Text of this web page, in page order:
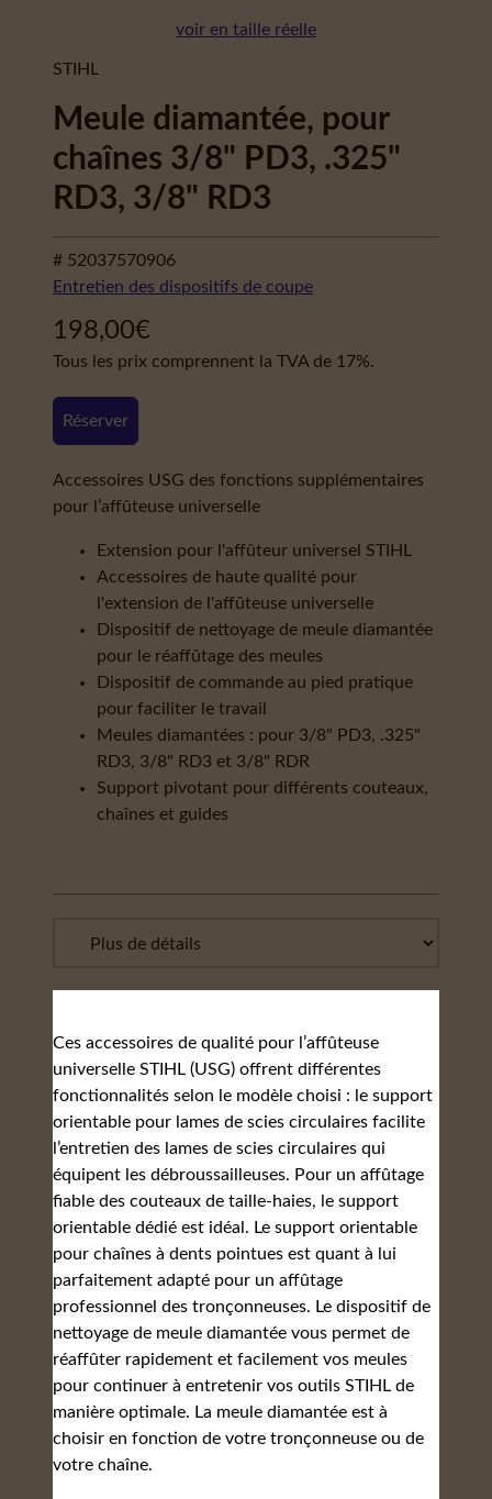
voir en taille réelle
STIHL
Meule diamantée, pour
chaînes 3/8" PD3, .325"
RD3, 3/8" RD3
# 52037570906
Entretien des dispositifs de coupe
198,00€
Tous les prix comprennent la TVA de 17%.
Réserver
Accessoires USG des fonctions supplémentaires
pour l’affûteuse universelle
Extension pour l'affûteur universel STIHL
Accessoires de haute qualité pour
l'extension de l'affûteuse universelle
Dispositif de nettoyage de meule diamantée
pour le réaffûtage des meules
Dispositif de commande au pied pratique
pour faciliter le travail
Meules diamantées : pour 3/8" PD3, .325"
RD3, 3/8" RD3 et 3/8" RDR
Support pivotant pour différents couteaux,
chaînes et guides
Ces accessoires de qualité pour l’affûteuse
universelle STIHL (USG) offrent différentes
fonctionnalités selon le modèle choisi : le support
orientable pour lames de scies circulaires facilite
l’entretien des lames de scies circulaires qui
équipent les débroussailleuses. Pour un affûtage
fiable des couteaux de taille-haies, le support
orientable dédié est idéal. Le support orientable
pour chaînes à dents pointues est quant à lui
parfaitement adapté pour un affûtage
professionnel des tronçonneuses. Le dispositif de
nettoyage de meule diamantée vous permet de
réaffûter rapidement et facilement vos meules
pour continuer à entretenir vos outils STIHL de
manière optimale. La meule diamantée est à
choisir en fonction de votre tronçonneuse ou de
votre chaîne.